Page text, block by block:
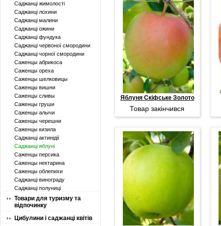
Саджанці жимолості
Саджанці лохини
Саджанці малини
Саджанці ожини
Саджанці фундука
Саджанці червоної смородини
Саджанці чорної смородини
Саженцы абрикоса
Саженцы ореха
Саженцы шелковицы
Саженцы вишни
Саженцы сливы
Саженцы груши
Саженцы алычи
Саженцы черешни
Саженцы кизила
Саджанці актинідії
Саджанці яблуні
Саженцы персика
Саженцы нектарина
Саженцы облепихи
Саджанці винограду
Саджанці полуниці
Товари для туризму та
відпочинку
Цибулини і саджанці квітів
Яблуня Скіфське Золото
Товар закінчився